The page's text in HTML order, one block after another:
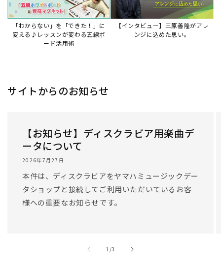
「わからない」を「できた！」に
変える♪レッスンが変わる五線ボ
ード活用術
【インタビュー】三原善隆がアレ
ンジに込めた思い。
サイトからのお知らせ
【お知らせ】ディスクラビア用楽曲デ
ータについて
2026年7月27日
本件は、ディスクラビアをヤマハミュージックデー
タショップと接続してご利用いただいているお客
様への重要なお知らせです。
1 //3